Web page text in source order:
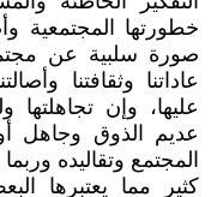
خطورتها المجتمعية
صورة سلبية عن
عاداتنا وثقافتنا
عليها، وإن
عديم الذوق وجاهل
المجتمع وتقاليده
كثير مما يعتبرها